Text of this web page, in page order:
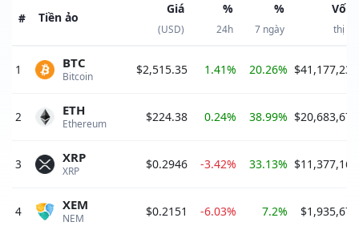
# Tiền ảo
Giá
(USD)
%
24h
%
7 ngày
Vốn
thị
1 Bitcoin
BTC $2,515.35 1.41% 20.26%
2 Ethereum
ETH $224.38 0.24% 38.99%
3 XRP
XRP $0.2946 -3.42% 33.13%
4 NEM
XEM $0.2151 -6.03% 7.2%